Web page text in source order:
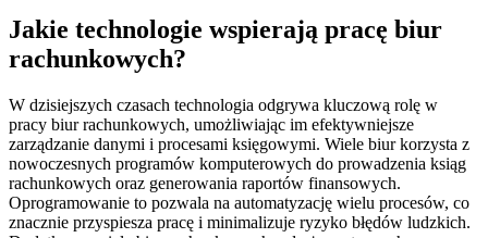
Jakie technologie wspierają pracę biur
rachunkowych?
W dzisiejszych czasach technologia odgrywa kluczową rolę w
pracy biur rachunkowych, umożliwiając im efektywniejsze
zarządzanie danymi i procesami księgowymi. Wiele biur korzysta z
nowoczesnych programów komputerowych do prowadzenia ksiąg
rachunkowych oraz generowania raportów finansowych.
Oprogramowanie to pozwala na automatyzację wielu procesów, co
znacznie przyspiesza pracę i minimalizuje ryzyko błędów ludzkich.